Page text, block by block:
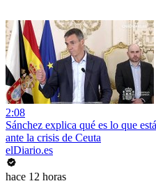
2:08
Sánchez explica qué es lo que
ante la crisis de Ceuta
elDiario.es
hace 12 horas